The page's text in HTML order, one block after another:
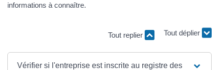
informations à connaître.
Tout replier Tout déplier
Vérifier si l'entreprise est inscrite au registre des